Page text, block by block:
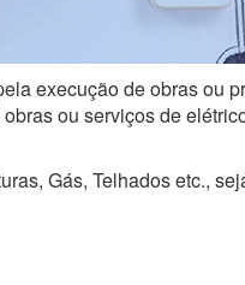
execução de obras ou
ou serviços de
Gás, Telhados etc.,